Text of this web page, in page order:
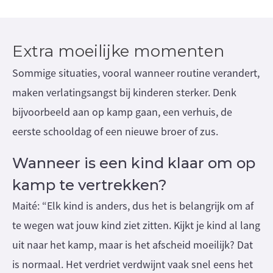
Extra moeilijke momenten
Sommige situaties, vooral wanneer routine verandert,
maken verlatingsangst bij kinderen sterker. Denk
bijvoorbeeld aan op kamp gaan, een verhuis, de
eerste schooldag of een nieuwe broer of zus.
Wanneer is een kind klaar om op
kamp te vertrekken?
Maité: “Elk kind is anders, dus het is belangrijk om af
te wegen wat jouw kind ziet zitten. Kijkt je kind al lang
uit naar het kamp, maar is het afscheid moeilijk? Dat
is normaal. Het verdriet verdwijnt vaak snel eens het